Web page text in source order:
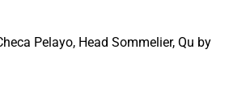
Pelayo, Head Sommelier, Qu by